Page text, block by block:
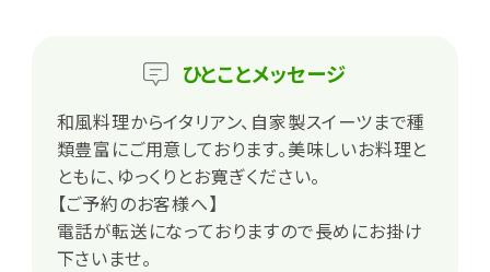
ひとことメッセージ
和風料理からイタリアン、自家製スイーツまで種
類豊富にご用意しております。美味しいお料理と
ともに、ゆっくりとお寛ぎください。
【ご予約のお客様へ】
電話が転送になっておりますので長めにお掛け
下さいませ。